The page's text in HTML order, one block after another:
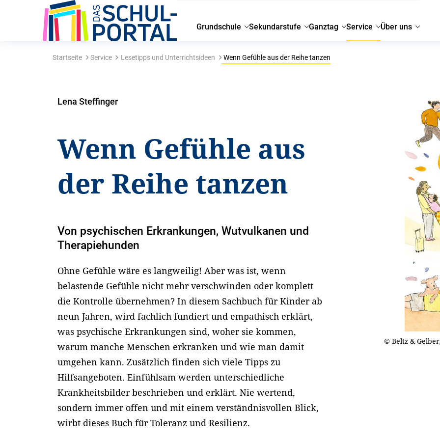
Grundschule Sekundarstufe Ganztag Service Über uns
Startseite Service Lesetipps und Unterrichtsideen Wenn Gefühle aus der Reihe tanzen
Lena Steffinger
Wenn Gefühle aus
der Reihe tanzen
Von psychischen Erkrankungen, Wutvulkanen und
Therapiehunden
Ohne Gefühle wäre es langweilig! Aber was ist, wenn
belastende Gefühle nicht mehr verschwinden oder komplett
die Kontrolle übernehmen? In diesem Sachbuch für Kinder ab
neun Jahren, wird fachlich fundiert und empathisch erklärt,
was psychische Erkrankungen sind, woher sie kommen,
warum manche Menschen erkranken und wie man damit
umgehen kann. Zusätzlich finden sich viele Tipps zu
Hilfsangeboten. Einfühlsam werden unterschiedliche
Krankheitsbilder beschrieben und erklärt. Nie wertend,
sondern immer offen und mit einem verständnisvollen Blick,
wirbt dieses Buch für Toleranz und Resilienz.
© Beltz &